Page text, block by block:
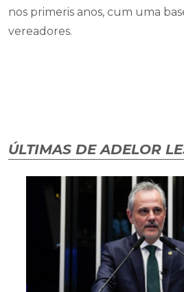
nos primeris anos, cum uma
vereadores.
ÚLTIMAS DE ADELOR